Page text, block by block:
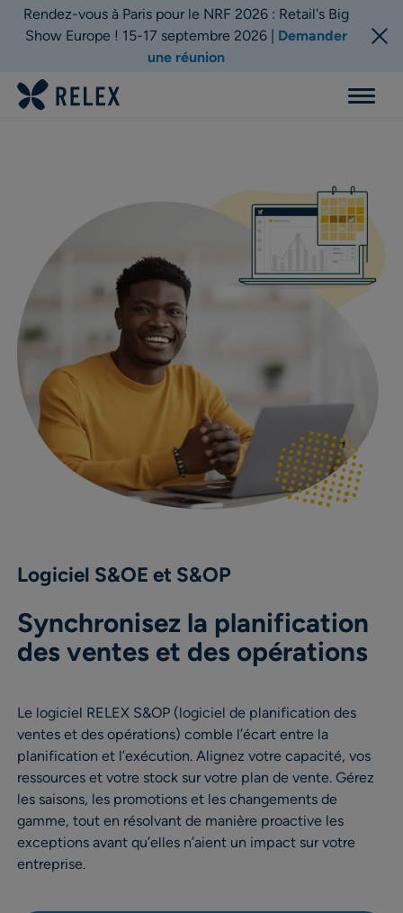
Rendez-vous à Paris pour le NRF 2026 : Retail's Big
Show Europe ! 15-17 septembre 2026 | Demander
une réunion
Menu
Logiciel S&OE et S&OP
Synchronisez la planification
des ventes et des opérations
Le logiciel RELEX S&OP (logiciel de planification des
ventes et des opérations) comble l’écart entre la
planification et l’exécution. Alignez votre capacité, vos
ressources et votre stock sur votre plan de vente. Gérez
les saisons, les promotions et les changements de
gamme, tout en résolvant de manière proactive les
exceptions avant qu’elles n’aient un impact sur votre
entreprise.